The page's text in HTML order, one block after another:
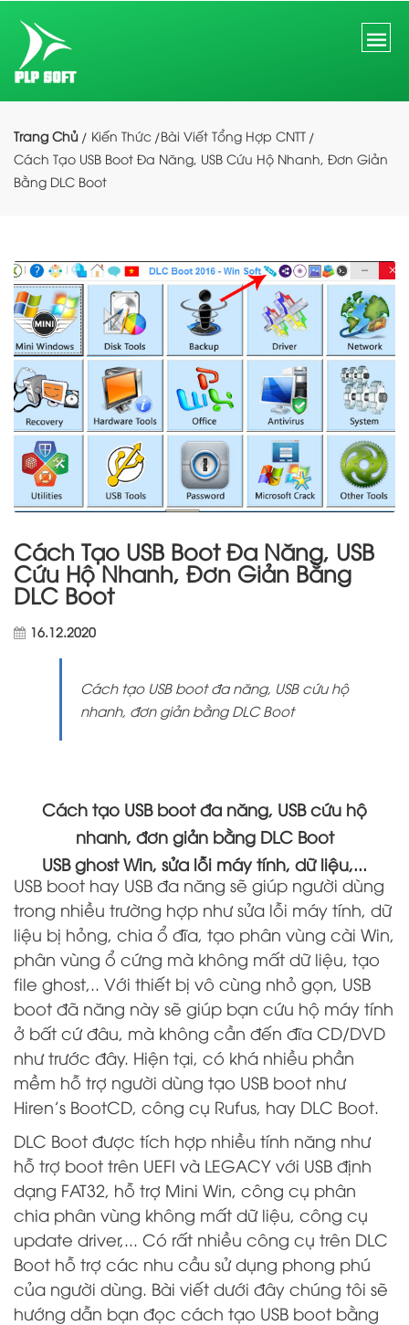
Trang Chủ Kiến Thức Bài Viết Tổng Hợp CNTT
Cách Tạo USB Boot Đa Năng, USB Cứu Hộ Nhanh, Đơn Giản
Bằng DLC Boot
Cách Tạo USB Boot Đa Năng, USB
Cứu Hộ Nhanh, Đơn Giản Bằng
DLC Boot
16.12.2020
Cách tạo USB boot đa năng, USB cứu hộ
nhanh, đơn giản bằng DLC Boot
Cách tạo USB boot đa năng, USB cứu hộ
nhanh, đơn giản bằng DLC Boot
USB ghost Win, sửa lỗi máy tính, dữ liệu,...
USB boot hay USB đa năng sẽ giúp người dùng
trong nhiều trường hợp như sửa lỗi máy tính, dữ
liệu bị hỏng, chia ổ đĩa, tạo phân vùng cài Win,
phân vùng ổ cứng mà không mất dữ liệu, tạo
file ghost,.. Với thiết bị vô cùng nhỏ gọn, USB
boot đã năng này sẽ giúp bạn cứu hộ máy tính
ở bất cứ đâu, mà không cần đến đĩa CD/DVD
như trước đây. Hiện tại, có khá nhiều phần
mềm hỗ trợ người dùng tạo USB boot như
Hiren's BootCD, công cụ Rufus, hay DLC Boot.
DLC Boot được tích hợp nhiều tính năng như
hỗ trợ boot trên UEFI và LEGACY với USB định
dạng FAT32, hỗ trợ Mini Win, công cụ phân
chia phân vùng không mất dữ liệu, công cụ
update driver,... Có rất nhiều công cụ trên DLC
Boot hỗ trợ các nhu cầu sử dụng phong phú
của người dùng. Bài viết dưới đây chúng tôi sẽ
hướng dẫn bạn đọc cách tạo USB boot bằng